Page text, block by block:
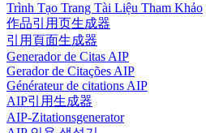
Trình Tạo Trang Tài Liệu Tham Khảo
作品引用页生成器
引用頁面生成器
Generador de Citas AIP
Gerador de Citações AIP
Générateur de citations AIP
AIP引用生成器
AIP-Zitationsgenerator